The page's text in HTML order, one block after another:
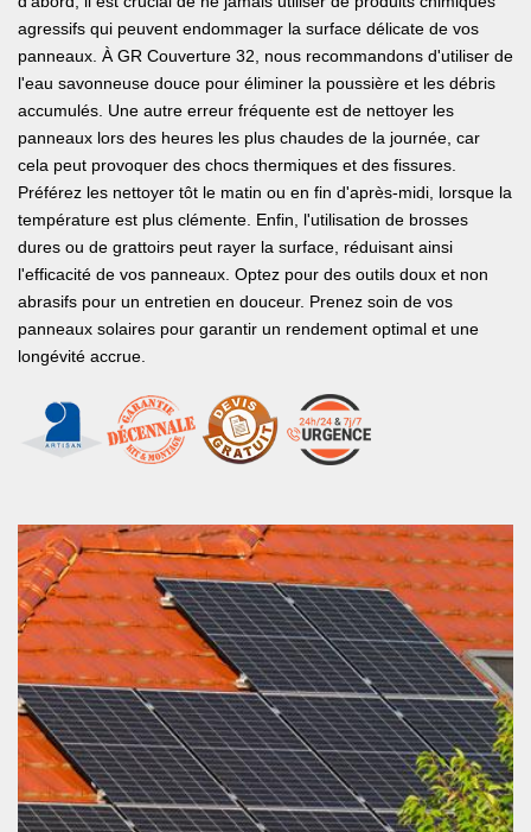
agressifs qui peuvent endommager la surface délicate de vos
panneaux. À GR Couverture 32, nous recommandons d'utiliser de
l'eau savonneuse douce pour éliminer la poussière et les débris
accumulés. Une autre erreur fréquente est de nettoyer les
panneaux lors des heures les plus chaudes de la journée, car
cela peut provoquer des chocs thermiques et des fissures.
Préférez les nettoyer tôt le matin ou en fin d'après-midi, lorsque la
température est plus clémente. Enfin, l'utilisation de brosses
dures ou de grattoirs peut rayer la surface, réduisant ainsi
l'efficacité de vos panneaux. Optez pour des outils doux et non
abrasifs pour un entretien en douceur. Prenez soin de vos
panneaux solaires pour garantir un rendement optimal et une
longévité accrue.